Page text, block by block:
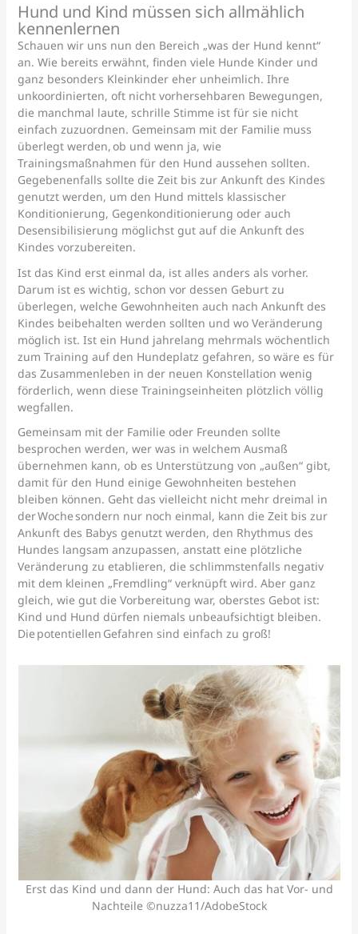
Hund und Kind müssen sich allmählich
kennenlernen
Schauen wir uns nun den Bereich „was der Hund kennt“
an. Wie bereits erwähnt, finden viele Hunde Kinder und
ganz besonders Kleinkinder eher unheimlich. Ihre
unkoordinierten, oft nicht vorhersehbaren Bewegungen,
die manchmal laute, schrille Stimme ist für sie nicht
einfach zuzuordnen. Gemeinsam mit der Familie muss
überlegt werden, ob und wenn ja, wie
Trainingsmaßnahmen für den Hund aussehen sollten.
Gegebenenfalls sollte die Zeit bis zur Ankunft des Kindes
genutzt werden, um den Hund mittels klassischer
Konditionierung, Gegenkonditionierung oder auch
Desensibilisierung möglichst gut auf die Ankunft des
Kindes vorzubereiten.
Ist das Kind erst einmal da, ist alles anders als vorher.
Darum ist es wichtig, schon vor dessen Geburt zu
überlegen, welche Gewohnheiten auch nach Ankunft des
Kindes beibehalten werden sollten und wo Veränderung
möglich ist. Ist ein Hund jahrelang mehrmals wöchentlich
zum Training auf den Hundeplatz gefahren, so wäre es für
das Zusammenleben in der neuen Konstellation wenig
förderlich, wenn diese Trainingseinheiten plötzlich völlig
wegfallen.
Gemeinsam mit der Familie oder Freunden sollte
besprochen werden, wer was in welchem Ausmaß
übernehmen kann, ob es Unterstützung von „außen“ gibt,
damit für den Hund einige Gewohnheiten bestehen
bleiben können. Geht das vielleicht nicht mehr dreimal in
der Woche sondern nur noch einmal, kann die Zeit bis zur
Ankunft des Babys genutzt werden, den Rhythmus des
Hundes langsam anzupassen, anstatt eine plötzliche
Veränderung zu etablieren, die schlimmstenfalls negativ
mit dem kleinen „Fremdling“ verknüpft wird. Aber ganz
gleich, wie gut die Vorbereitung war, oberstes Gebot ist:
Kind und Hund dürfen niemals unbeaufsichtigt bleiben.
Die potentiellen Gefahren sind einfach zu groß!
Erst das Kind und dann der Hund: Auch das hat Vor- und
Nachteile ©nuzza11/AdobeStock